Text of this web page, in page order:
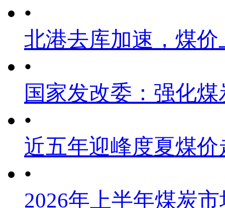
•
北港去库加速，煤
•
国家发改委：强化
•
近五年迎峰度夏煤价
•
2026年上半年煤炭